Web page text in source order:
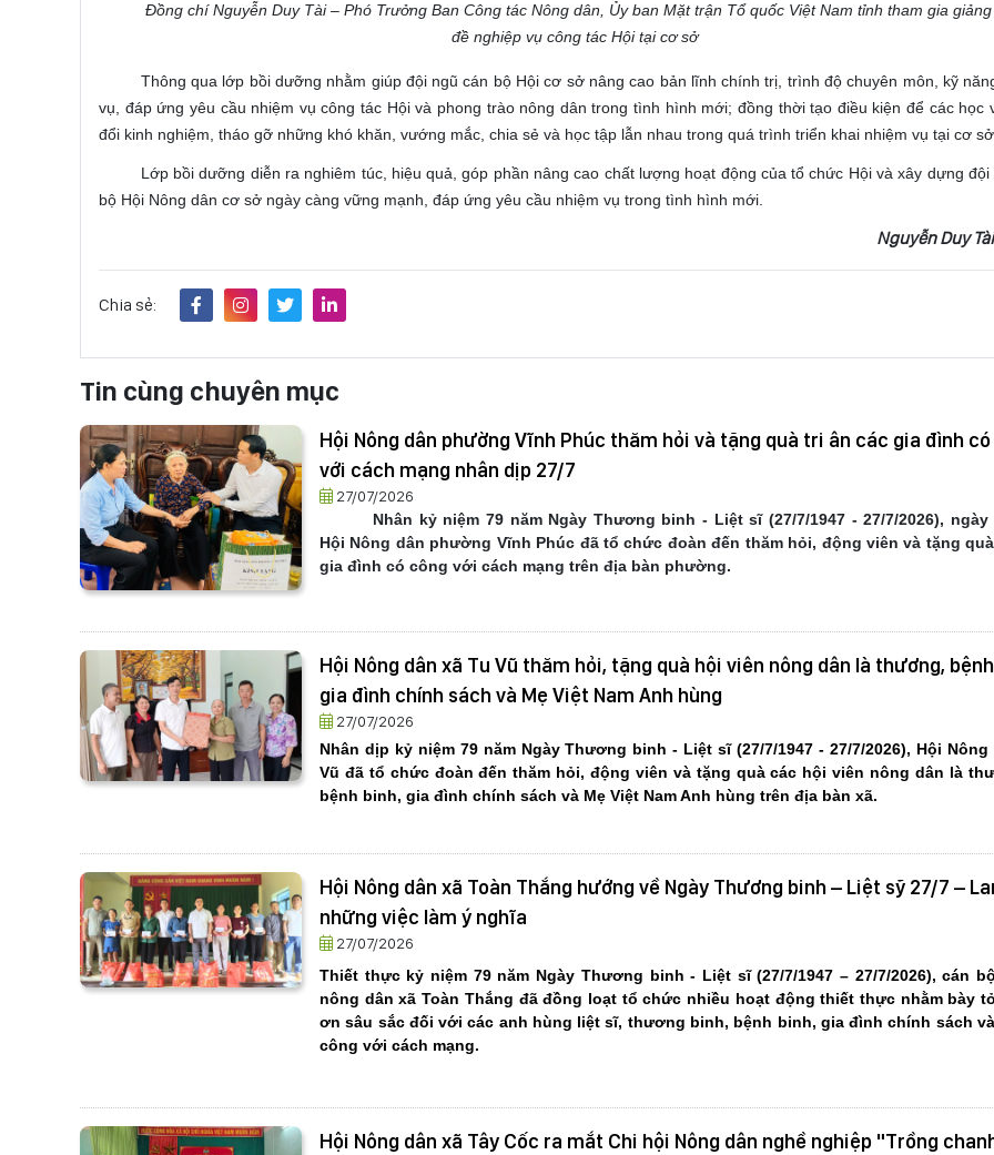
Đồng chí Nguyễn Duy Tài – Phó Trưởng Ban Công tác Nông dân, Ủy ban Mặt trận Tổ quốc Việt Nam tỉnh tham gia giảng
đề nghiệp vụ công tác Hội tại cơ sở
Thông qua lớp bồi dưỡng nhằm giúp đội ngũ cán bộ Hội cơ sở nâng cao bản lĩnh chính trị, trình độ chuyên môn, kỹ
vụ, đáp ứng yêu cầu nhiệm vụ công tác Hội và phong trào nông dân trong tình hình mới; đồng thời tạo điều kiện để các học
đổi kinh nghiệm, tháo gỡ những khó khăn, vướng mắc, chia sẻ và học tập lẫn nhau trong quá trình triển khai nhiệm vụ tại cơ
Lớp bồi dưỡng diễn ra nghiêm túc, hiệu quả, góp phần nâng cao chất lượng hoạt động của tổ chức Hội và xây dựng đội
bộ Hội Nông dân cơ sở ngày càng vững mạnh, đáp ứng yêu cầu nhiệm vụ trong tình hình mới.
Nguyễn Duy
Chia sẻ:
Tin cùng chuyên mục
Hội Nông dân phường Vĩnh Phúc thăm hỏi và tặng quà tri ân các gia đình
với cách mạng nhân dịp 27/7
27/07/2026
Nhân kỷ niệm 79 năm Ngày Thương binh - Liệt sĩ (27/7/1947 - 27/7/2026), ngày
Hội Nông dân phường Vĩnh Phúc đã tổ chức đoàn đến thăm hỏi, động viên và tặng
gia đình có công với cách mạng trên địa bàn phường.
Hội Nông dân xã Tu Vũ thăm hỏi, tặng quà hội viên nông dân là thương,
gia đình chính sách và Mẹ Việt Nam Anh hùng
27/07/2026
Nhân dịp kỷ niệm 79 năm Ngày Thương binh - Liệt sĩ (27/7/1947 - 27/7/2026), Hội Nông
Vũ đã tổ chức đoànđến thăm hỏi, động viên và tặng quà các hội viên nông dân là
bệnh binh, gia đình chính sách và Mẹ Việt Nam Anh hùng trên địa bàn xã.
Hội Nông dân xã Toàn Thắng hướng về Ngày Thương binh – Liệt sỹ 27/7 –
những việc làm ý nghĩa
27/07/2026
Thiết thực kỷ niệm 79 năm Ngày Thương binh - Liệt sĩ (27/7/1947 – 27/7/2026), cán
nông dân xã Toàn Thắng đã đồng loạt tổ chức nhiều hoạt động thiết thực nhằm bày
ơn sâu sắc đối với các anh hùng liệt sĩ, thương binh, bệnh binh, gia đình chính sách
công với cách mạng.
Hội Nông dân xã Tây Cốc ra mắt Chi hội Nông dân nghề nghiệp "Trồng